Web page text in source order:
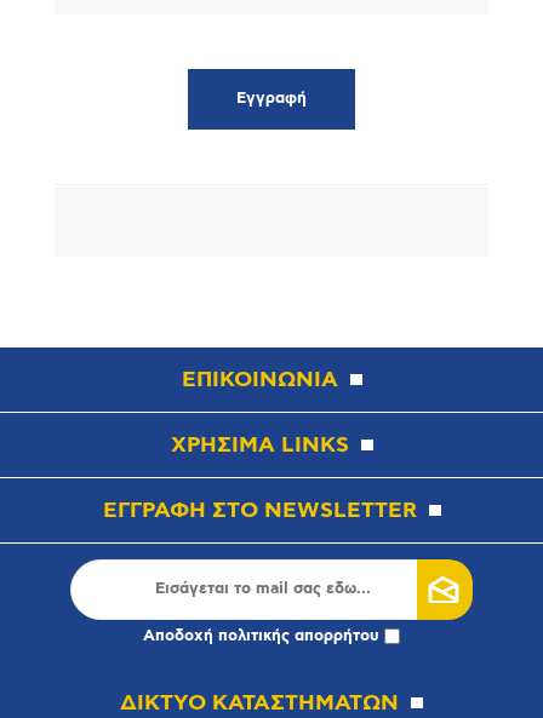
ΕΠΙΚΟΙΝΩΝΙΑ
ΧΡΗΣΙΜΑ LINKS
ΕΓΓΡΑΦΗ ΣΤΟ NEWSLETTER
Αποδοχή πολιτικής απορρήτου
ΔΙΚΤΥΟ ΚΑΤΑΣΤΗΜΑΤΩΝ